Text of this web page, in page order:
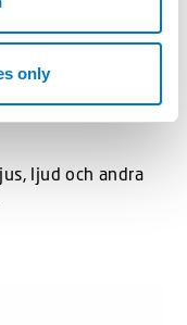
only
ljud och andra